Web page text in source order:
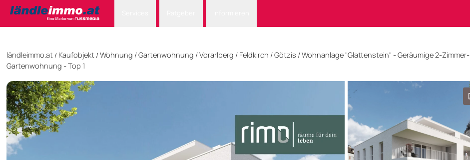
ländleimmo.at / Kaufobjekt / Wohnung /Gartenwohnung /Vorarlberg / Feldkirch / Götzis /Wohnanlage "Glattenstein" - Geräumige 2-Zimmer-
Gartenwohnung - Top 1